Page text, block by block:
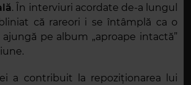
. În interviuri acordate de-a lungul
că rareori i se întâmplă ca o
pe album „aproape intactă”
a contribuit la repoziționarea lui